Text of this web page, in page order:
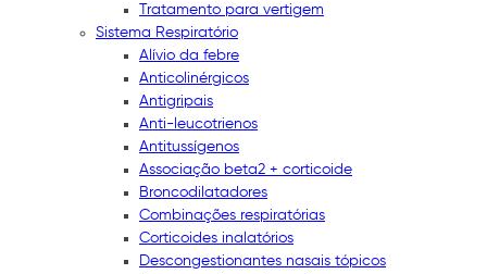
Tratamento para vertigem
Sistema Respiratório
Alívio da febre
Anticolinérgicos
Antigripais
Anti-leucotrienos
Antitussígenos
Associação beta2 + corticoide
Broncodilatadores
Combinações respiratórias
Corticoides inalatórios
Descongestionantes nasais tópicos